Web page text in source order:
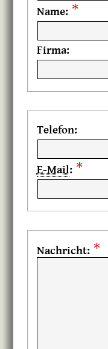
Name:*
Firma:
Telefon:
E-Mail:*
Nachricht:*